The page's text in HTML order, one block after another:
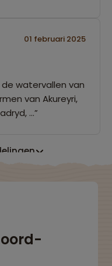
01 februari 2025
de watervallen van
van Akureyri,
...”